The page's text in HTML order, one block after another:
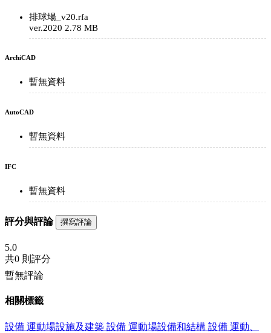
排球場_v20.rfa
ver.2020 2.78 MB
ArchiCAD
暫無資料
AutoCAD
暫無資料
IFC
暫無資料
評分與評論 撰寫評論
5.0
共0 則評分
暫無評論
相關標籤
設備 運動場設施及建築 設備 運動場設備和結構 設備 運動、